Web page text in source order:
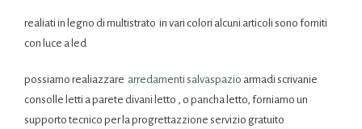
realiati in legno di multistrato in vari colori alcuni articoli sono forniti
con luce a led
possiamo realiazzare arredamenti salvaspazio armadi scrivanie
consolle letti a parete divani letto , o pancha letto, forniamo un
supporto tecnico per la progrettazzione servizio gratuito